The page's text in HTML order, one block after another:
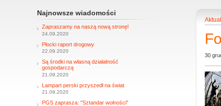
30
Najnowsze wiadomości
Zapraszamy na naszą nową stronę!
24.09.2020
Płocki raport drogowy
22.09.2020
Są środki na własną działalność
gospodarczą
21.09.2020
Lampart perski przyszedł na świat
21.09.2020
PGS zaprasza: "Sztandar wolności"